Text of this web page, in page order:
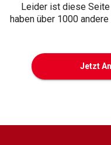
Leider ist diese
haben über 1000
Jetzt